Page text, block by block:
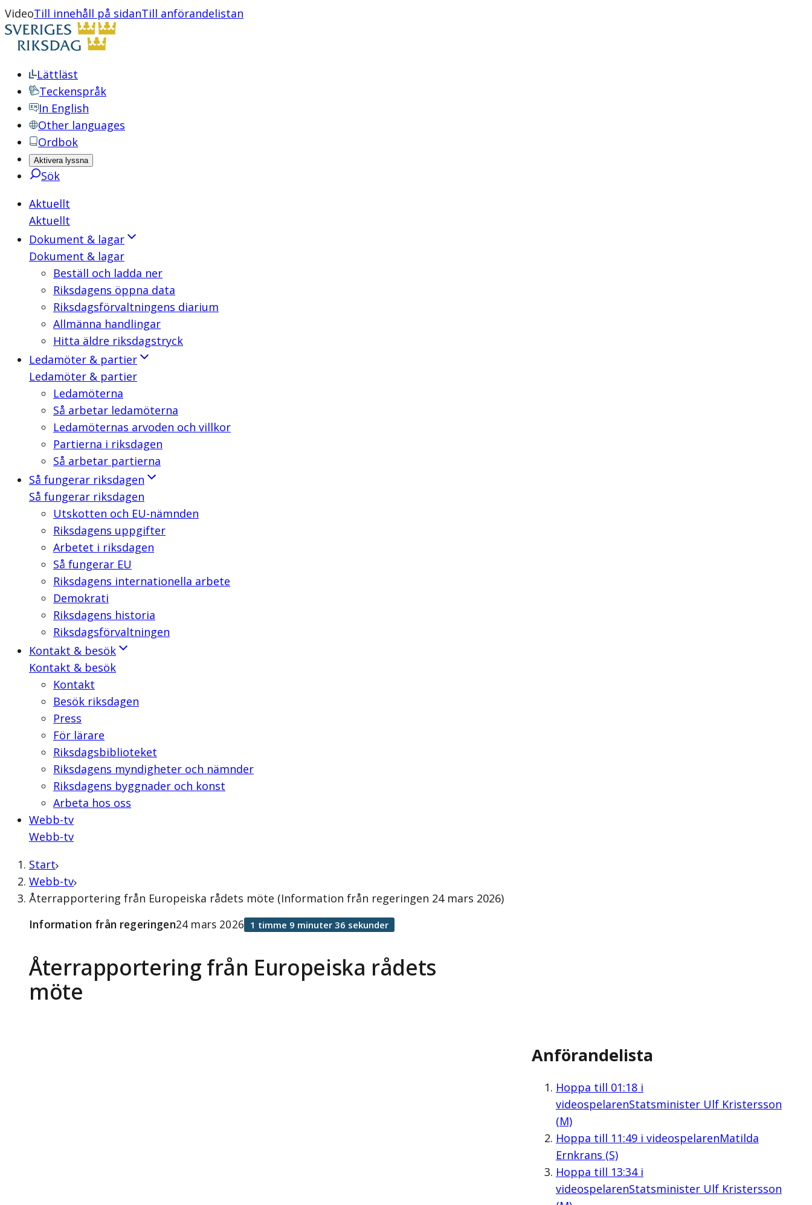
VideoTill innehåll på sidanTill anförandelistan
Lättläst
Teckenspråk
In English
Other languages
Ordbok
Aktivera lyssna
Sök
Aktuellt
Aktuellt
Dokument & lagar
Dokument & lagar
Beställ och ladda ner
Riksdagens öppna data
Riksdagsförvaltningens diarium
Allmänna handlingar
Hitta äldre riksdagstryck
Ledamöter & partier
Ledamöter & partier
Ledamöterna
Så arbetar ledamöterna
Ledamöternas arvoden och villkor
Partierna i riksdagen
Så arbetar partierna
Så fungerar riksdagen
Så fungerar riksdagen
Utskotten och EU-nämnden
Riksdagens uppgifter
Arbetet i riksdagen
Så fungerar EU
Riksdagens internationella arbete
Demokrati
Riksdagens historia
Riksdagsförvaltningen
Kontakt & besök
Kontakt & besök
Kontakt
Besök riksdagen
Press
För lärare
Riksdagsbiblioteket
Riksdagens myndigheter och nämnder
Riksdagens byggnader och konst
Arbeta hos oss
Webb-tv
Webb-tv
Start
Webb-tv
Återrapportering från Europeiska rådets möte (Information från regeringen 24 mars 2026)
Återrapportering från Europeiska rådets
möte
Information från regeringen24 mars 2026 1 timme 9 minuter 36 sekunder
Anförandelista
Hoppa till 01:18i
videospelarenStatsminister Ulf Kristersson
(M)
Hoppa till 11:49i videospelarenMatilda
Ernkrans (S)
Hoppa till 13:34i
videospelarenStatsminister Ulf Kristersson